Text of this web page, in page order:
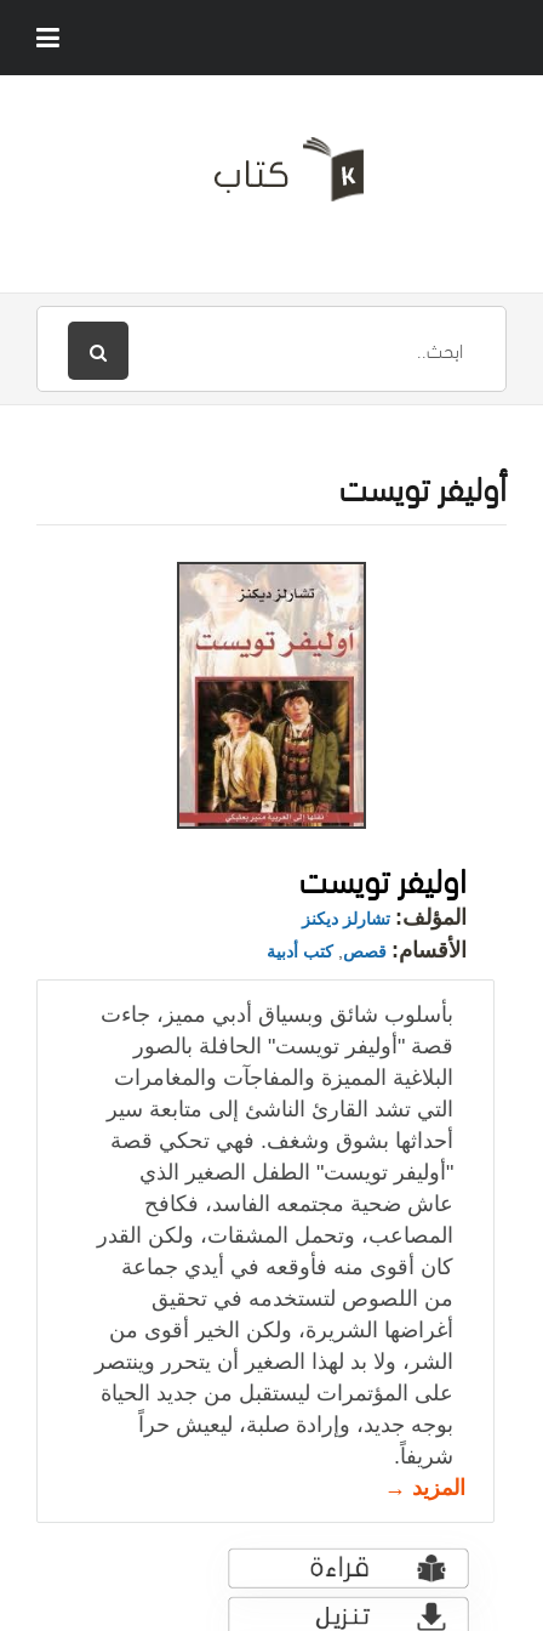
أوليفر تويست
اوليفر تويست
المؤلف: تشارلز ديكنز
الأقسام: قصص ,كتب أدبية
بأسلوب شائق وبسياق أدبي مميز، جاءت
قصة "أوليفر تويست" الحافلة بالصور
البلاغية المميزة والمفاجآت والمغامرات
التي تشد القارئ الناشئ إلى متابعة سير
أحداثها بشوق وشغف. فهي تحكي قصة
"أوليفر تويست" الطفل الصغير الذي
عاش ضحية مجتمعه الفاسد، فكافح
المصاعب، وتحمل المشقات، ولكن القدر
كان أقوى منه فأوقعه في أيدي جماعة
من اللصوص لتستخدمه في تحقيق
أغراضها الشريرة، ولكن الخير أقوى من
الشر، ولا بد لهذا الصغير أن يتحرر وينتصر
على المؤتمرات ليستقبل من جديد الحياة
بوجه جديد، وإرادة صلبة، ليعيش حراً
شريفاً.
المزيد →